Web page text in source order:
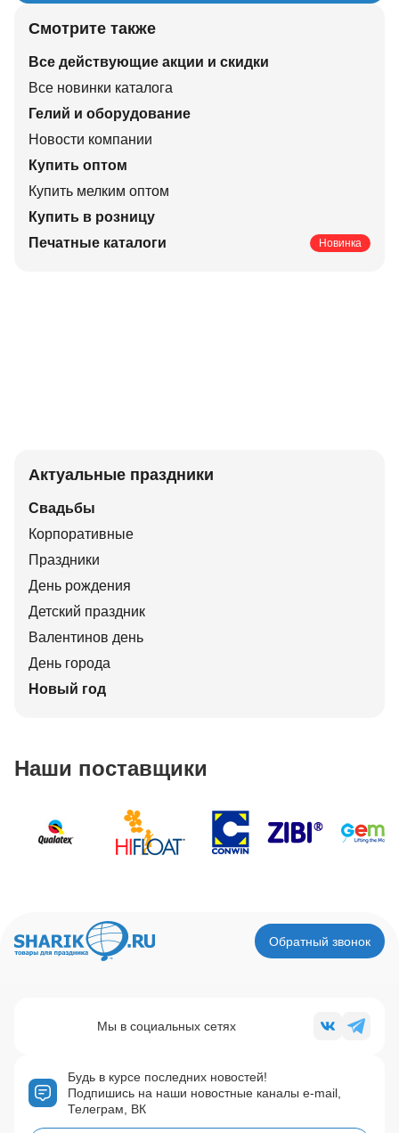
Смотрите также
Все действующие акции и скидки
Все новинки каталога
Гелий и оборудование
Новости компании
Купить оптом
Купить мелким оптом
Купить в розницу
Печатные каталоги
Новинка
Актуальные праздники
Свадьбы
Корпоративные
Праздники
День рождения
Детский праздник
Валентинов день
День города
Новый год
Наши поставщики
Обратный звонок
Будь в курсе последних новостей!
Подпишись на наши новостные каналы e-mail,
Телеграм, ВК
Мы в социальных сетях